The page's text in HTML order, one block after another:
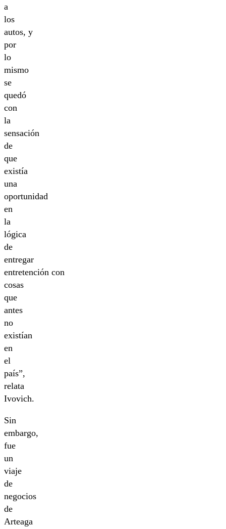
a
los
autos, y
por
lo
mismo
se
quedó
con
la
sensación
de
que
existía
una
oportunidad
en
la
lógica
de
entregar
entretención con
cosas
que
antes
no
existían
en
el
país”,
relata
Ivovich.
Sin
embargo,
fue
un
viaje
de
negocios
de
Arteaga